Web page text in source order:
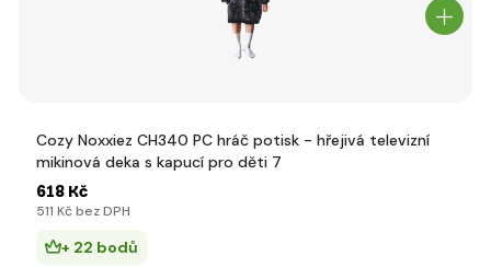
Cozy Noxxiez CH340 PC hráč potisk - hřejivá televizní
mikinová deka s kapucí pro děti 7
618 Kč
511 Kč bez DPH
+ 22 bodů